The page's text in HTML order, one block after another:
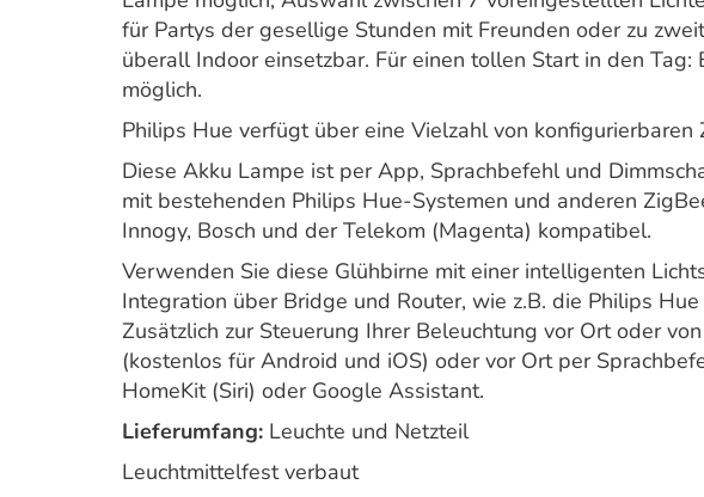
für Partys der gesellige Stunden mit Freunden oder zu
überall Indoor einsetzbar. Für einen tollen Start in den Tag:
möglich.
Philips Hue verfügt über eine Vielzahl von konfigurierbaren
Diese Akku Lampe ist per App, Sprachbefehl und
mit bestehenden Philips Hue-Systemen und anderen
Innogy, Bosch und der Telekom (Magenta) kompatibel.
Verwenden Sie diese Glühbirne mit einer intelligenten
Integration über Bridge und Router, wie z.B. die Philips
Zusätzlich zur Steuerung Ihrer Beleuchtung vor Ort oder
(kostenlos für Android und iOS) oder vor Ort per
HomeKit (Siri) oder Google Assistant.
Lieferumfang: Leuchte und Netzteil
Leuchtmittelfest verbaut